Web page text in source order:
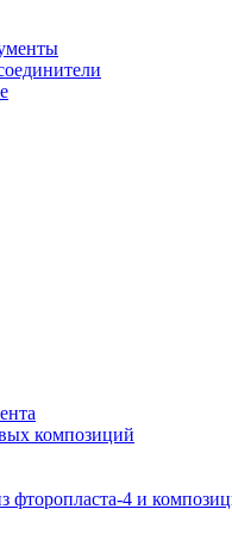
композиций
фторопласта-4 и